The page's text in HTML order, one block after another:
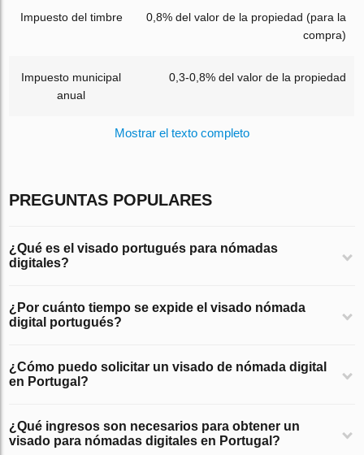
Impuesto del timbre
0,8% del valor de la propiedad (para la
compra)
Impuesto municipal
anual
0,3-0,8% del valor de la propiedad
Mostrar el texto completo
PREGUNTAS POPULARES
¿Qué es el visado portugués para nómadas
digitales?
¿Por cuánto tiempo se expide el visado nómada
digital portugués?
¿Cómo puedo solicitar un visado de nómada digital
en Portugal?
¿Qué ingresos son necesarios para obtener un
visado para nómadas digitales en Portugal?